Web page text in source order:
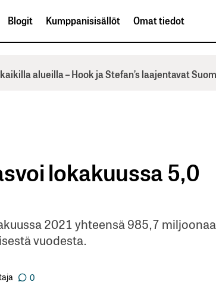
Blogit Kumppanisisällöt Omat tiedot
alueilla – Hook ja Stefan’s laajentavat
lokakuussa 5,0
2021 yhteensä 985,7
vuodesta.
0